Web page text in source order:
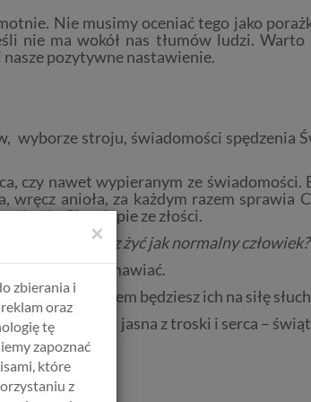
Nie musimy oceniać tego jako
nie ma wokół nas tłumów ludzi. Warto
pozytywne nastawienie.
wyborze stroju, świadomości spędzenia
czy nawet wypieranym ze świadomości.
wręcz anioła, za każdym razem sprawia
Cię telepie ze złości.
i zaczniesz żyć jak normalny człowiek?
ochotę rozmawiać.
uśmiechem będziesz ich na siłę
– płynące rzecz jasna z troski i serca –
×
zbierania i
oraz
tę
zapoznać
które
z